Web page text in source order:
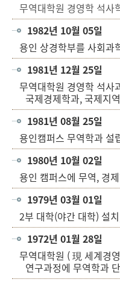
무역대학원 경영학 석사
1982년 10월 05일
용인 상경학부를 사회과
1981년 12월 25일
무역대학원 경영학 석사
국제경제학과, 국제지
1981년 08월 25일
용인캠퍼스 무역학과 설
1980년 10월 02일
용인 캠퍼스에 무역, 경
1979년 03월 01일
2부 대학(야간 대학) 설
1972년 01월 28일
무역대학원 ( 現 세계경
연구과정에 무역학과